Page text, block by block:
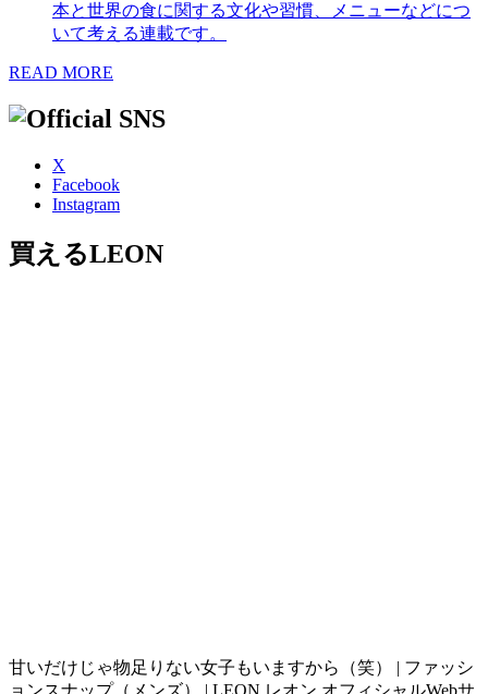
本と世界の食に関する文化や習慣、メニューなどにつ
いて考える連載です。
READ MORE
X
Facebook
Instagram
買えるLEON
甘いだけじゃ物足りない女子もいますから（笑） | ファッシ
ョンスナップ（メンズ） | LEON レオン オフィシャルWebサ